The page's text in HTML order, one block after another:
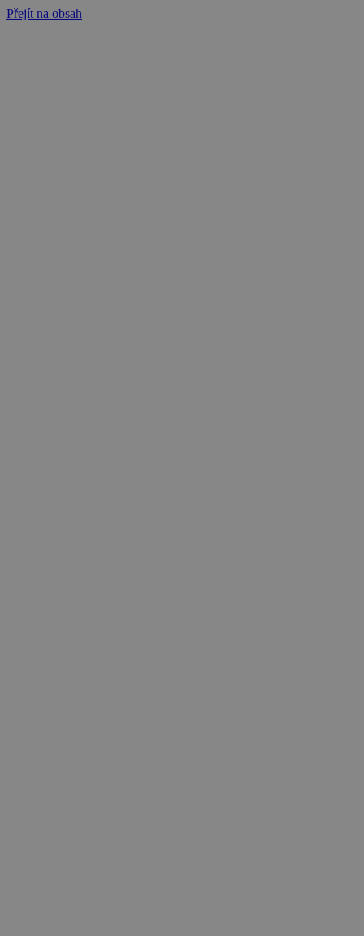
Přejít na obsah